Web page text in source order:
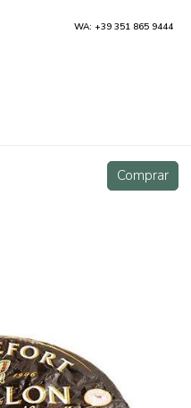
Comprar
Comprar
WA: +39 351 865 9444